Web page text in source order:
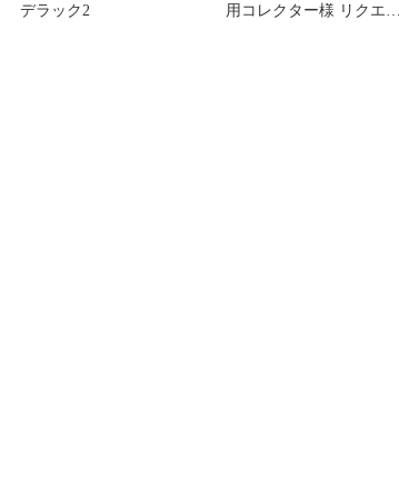
デラック2
用コレクター様 リクエス